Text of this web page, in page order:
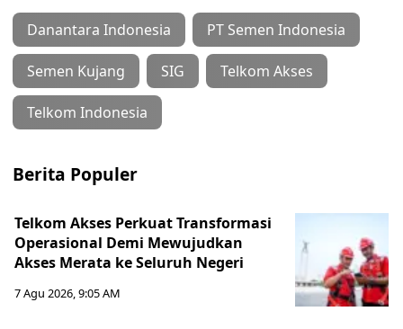
Danantara Indonesia PT Semen Indonesia
Semen Kujang SIG Telkom Akses
Telkom Indonesia
Berita Populer
Telkom Akses Perkuat Transformasi
Operasional Demi Mewujudkan
Akses Merata ke Seluruh Negeri
7 Agu 2026, 9:05 AM